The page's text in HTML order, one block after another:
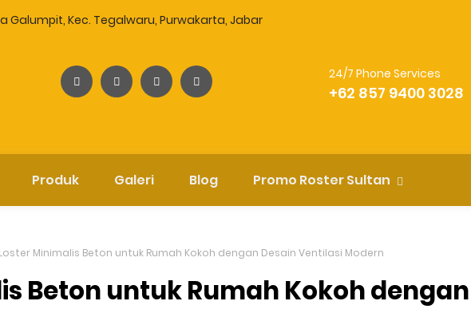
Galumpit, Kec. Tegalwaru, Purwakarta, Jabar
24/7 Phone Services
+62 857 9400 3028
Produk Galeri Blog Promo Roster Sultan
Loster Minimalis Beton untuk Rumah Kokoh dengan Desain Ventilasi Modern
Beton untuk Rumah Kokoh dengan